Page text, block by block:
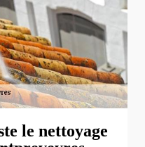
le nettoyage